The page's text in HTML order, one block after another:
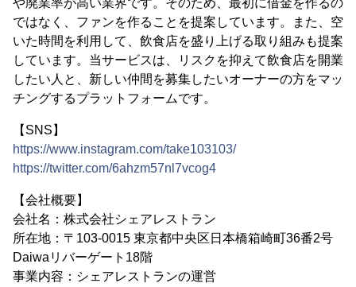
ではなく、ファンを作ることを提案しています。また、空
いた時間を利用して、飲食店を盛り上げる取り組みも提案
しています。当サービスは、リスクを抑えて飲食店を開業
したい人と、新しい仲間を募集したいオーナーの方をマッ
チングするプラットフォームです。
【SNS】
https://www.instagram.com/take103103/
https://twitter.com/6ahzm57nl7vcog4
【会社概要】
会社名：株式会社シェアレストラン
所在地：〒103-0015 東京都中央区日本橋箱崎町36番2号
Daiwaリバーゲート18階
事業内容：シェアレストランの運営